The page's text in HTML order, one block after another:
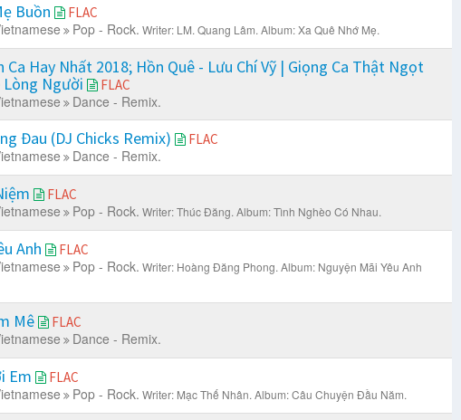
Buồn FLAC
Pop - Rock. Writer: LM. Quang Lâm. Album: Xa Quê Nhớ Mẹ.
Ca Hay Nhất 2018; Hồn Quê - Lưu Chí Vỹ | Giọng Ca Thật Ngọt
Lòng Người
FLAC
Dance - Remix.
Đau (DJ Chicks Remix) FLAC
Dance - Remix.
FLAC
Pop - Rock. Writer: Thúc Đăng. Album: Tình Nghèo Có Nhau.
Anh FLAC
Pop - Rock. Writer: Hoàng Đăng Phong. Album: Nguyện Mãi Yêu Anh
Mê FLAC
Dance - Remix.
Em FLAC
Pop - Rock. Writer: Mạc Thế Nhân. Album: Câu Chuyện Đầu Năm.